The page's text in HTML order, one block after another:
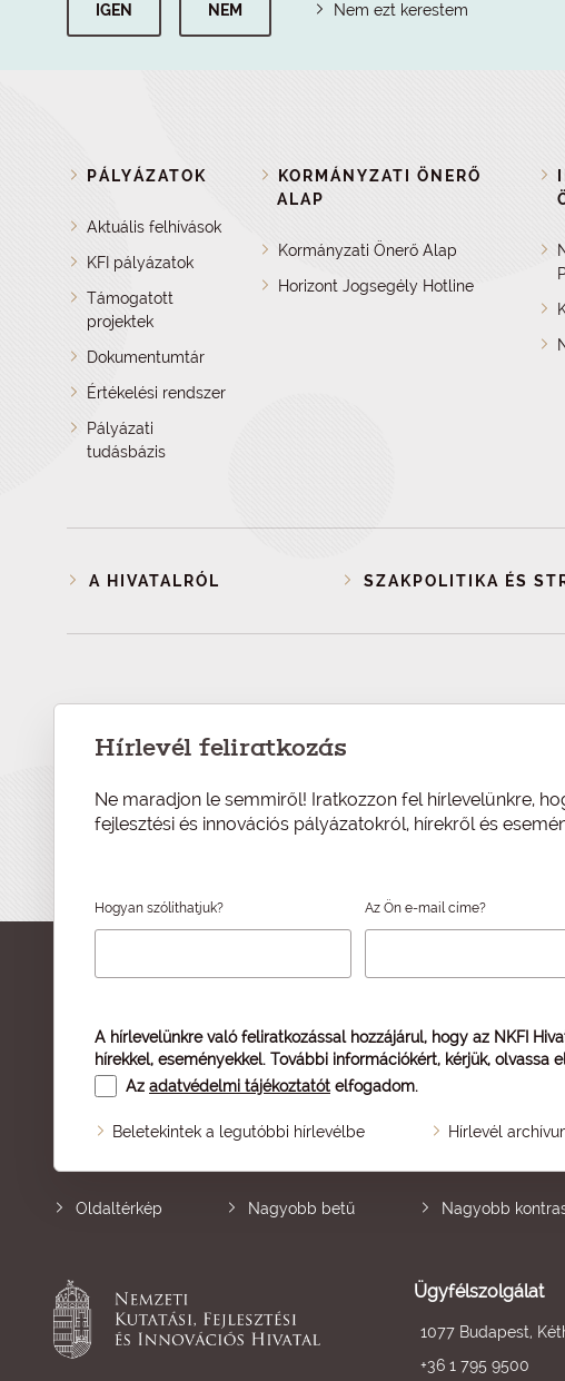
IGEN NEM Nem ezt kerestem
PÁLYÁZATOK
Aktuális felhívások
KFI pályázatok
Támogatott
projektek
Dokumentumtár
Értékelési rendszer
Pályázati
tudásbázis
KORMÁNYZATI ÖNERŐ
ALAP
Kormányzati Önerő Alap
Horizont Jogsegély Hotline
A HIVATALRÓL SZAKPOLITIKA ÉS
Hírlevél feliratkozás
Ne maradjon le semmiről! Iratkozzon fel hírlevelünkre,
fejlesztési és innovációs pályázatokról, hírekről és
Hogyan szólíthatjuk? Az Ön e-mail címe?
A hírlevelünkre való feliratkozással hozzájárul, hogy az NKFI
hírekkel, eseményekkel. További információkért, kérjük, olvassa
Az adatvédelmi tájékoztatót elfogadom.
Beletekintek a legutóbbi hírlevélbe Hírlevél
Oldaltérkép Nagyobb betű Nagyobb
Ügyfélszolgálat
1077 Budapest,
+36 1 795 9500